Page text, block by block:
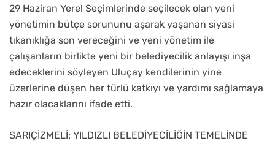
29 Haziran Yerel Seçimlerinde seçilecek olan yeni
yönetimin bütçe sorununu aşarak yaşanan siyasi
tıkanıklığa son vereceğini ve yeni yönetim ile
çalışanların birlikte yeni bir belediyecilik anlayışı inşa
edeceklerini söyleyen Uluçay kendilerinin yine
üzerlerine düşen her türlü katkıyı ve yardımı sağlamaya
hazır olacaklarını ifade etti.
SARIÇİZMELİ: YILDIZLI BELEDİYECİLİĞİN TEMELİNDE